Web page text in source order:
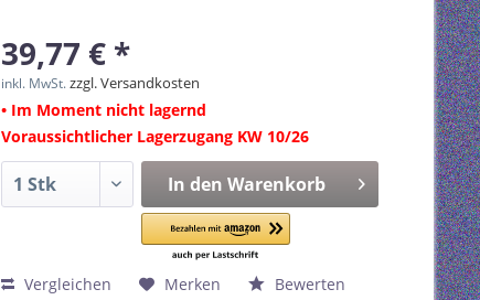
39,77 € *
inkl. MwSt.zzgl. Versandkosten
• Im Moment nicht lagernd
Voraussichtlicher Lagerzugang KW 10/26
In den Warenkorb
Vergleichen Merken Bewerten